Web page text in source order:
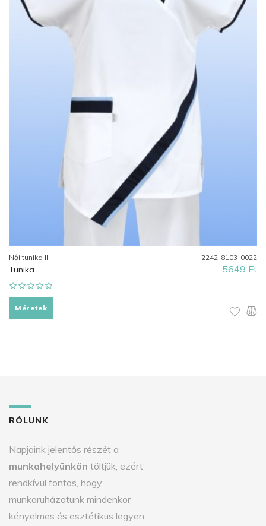
Női tunika II. 2242-8103-0022
Tunika 5649 Ft
Méretek
RÓLUNK
Napjaink jelentős részét a
munkahelyünkön töltjük, ezért
rendkívül fontos, hogy
munkaruházatunk mindenkor
kényelmes és esztétikus legyen.